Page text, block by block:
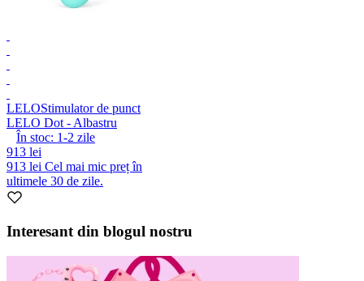
LELOStimulator de punct
LELO Dot - Albastru
În stoc: 1-2 zile
913 lei
913 lei Cel mai mic preț în
ultimele 30 de zile.
Interesant din blogul nostru